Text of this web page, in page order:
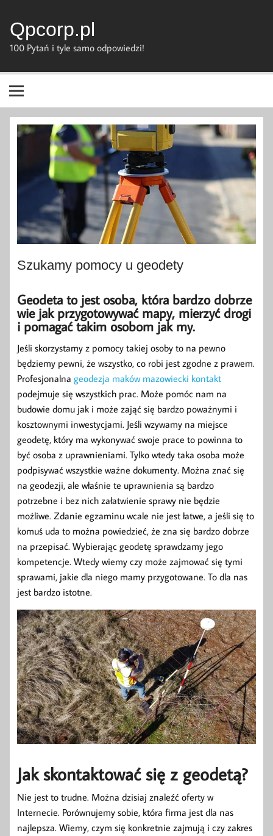
content
Qpcorp.pl
100 Pytań i tyle samo odpowiedzi!
Szukamy pomocy u geodety
Geodeta to jest osoba, która bardzo dobrze
wie jak przygotowywać mapy, mierzyć drogi
i pomagać takim osobom jak my.
Jeśli skorzystamy z pomocy takiej osoby to na pewno
będziemy pewni, że wszystko, co robi jest zgodne z prawem.
Profesjonalna geodezja maków mazowiecki kontakt
podejmuje się wszystkich prac. Może pomóc nam na
budowie domu jak i może zająć się bardzo poważnymi i
kosztownymi inwestycjami. Jeśli wzywamy na miejsce
geodetę, który ma wykonywać swoje prace to powinna to
być osoba z uprawnieniami. Tylko wtedy taka osoba może
podpisywać wszystkie ważne dokumenty. Można znać się
na geodezji, ale właśnie te uprawnienia są bardzo
potrzebne i bez nich załatwienie sprawy nie będzie
możliwe. Zdanie egzaminu wcale nie jest łatwe, a jeśli się to
komuś uda to można powiedzieć, że zna się bardzo dobrze
na przepisać. Wybierając geodetę sprawdzamy jego
kompetencje. Wtedy wiemy czy może zajmować się tymi
sprawami, jakie dla niego mamy przygotowane. To dla nas
jest bardzo istotne.
Jak skontaktować się z geodetą?
Nie jest to trudne. Można dzisiaj znaleźć oferty w
Internecie. Porównujemy sobie, która firma jest dla nas
najlepsza. Wiemy, czym się konkretnie zajmują i czy zakres